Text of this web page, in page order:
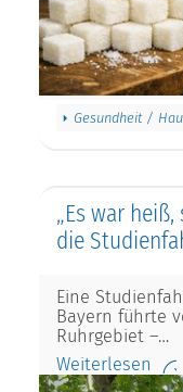
Gesundheit /
„Es war
die
Eine
Bayern führte
Ruhrgebiet –…
Weiterlesen